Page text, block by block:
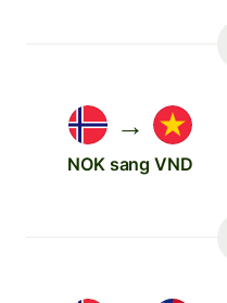
→
NOK sang VND